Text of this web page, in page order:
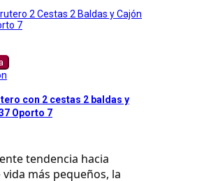
con 2 cestas 2 baldas y
Oporto 7
tendencia hacia
más pequeños, la